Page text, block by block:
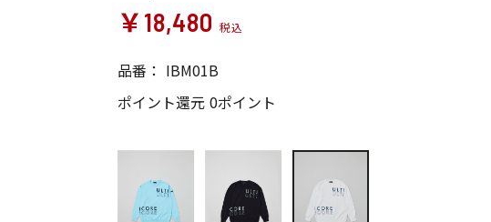
￥18,480
品番： IBM01B
ポイント還元 0ポイント